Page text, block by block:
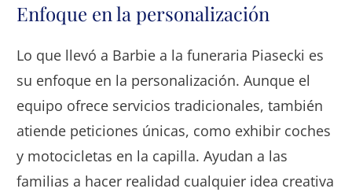
Enfoque en la personalización
Lo que llevó a Barbie a la funeraria Piasecki es
su enfoque en la personalización. Aunque el
equipo ofrece servicios tradicionales, también
atiende peticiones únicas, como exhibir coches
y motocicletas en la capilla. Ayudan a las
familias a hacer realidad cualquier idea creativa